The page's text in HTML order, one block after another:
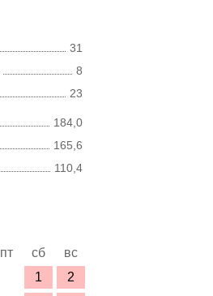
31
8
23
184,0
165,6
110,4
пт сб
вс
1
2